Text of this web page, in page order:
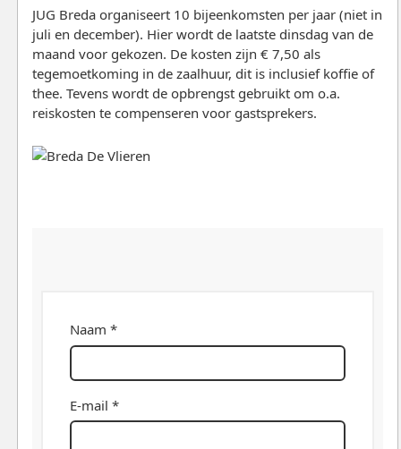
JUG Breda organiseert 10 bijeenkomsten per jaar (niet in
juli en december). Hier wordt de laatste dinsdag van de
maand voor gekozen. De kosten zijn € 7,50 als
tegemoetkoming in de zaalhuur, dit is inclusief koffie of
thee. Tevens wordt de opbrengst gebruikt om o.a.
reiskosten te compenseren voor gastsprekers.
Naam *
E-mail *